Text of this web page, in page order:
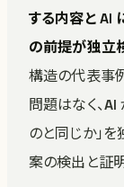
する内容と AI
の前提が独立
構造の代表事
問題はなく、AI
のと同じか」
案の検出と証